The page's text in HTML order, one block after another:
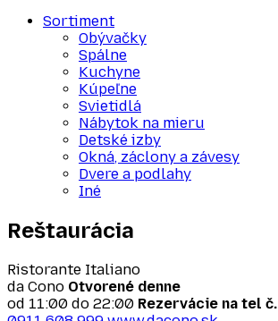
Sortiment
Obývačky
Spálne
Kuchyne
Kúpeľne
Svietidlá
Nábytok na mieru
Detské izby
Okná, záclony a závesy
Dvere a podlahy
Iné
Reštaurácia
Ristorante Italiano
da Cono Otvorené denne
od 11:00 do 22:00 Rezervácie na tel č.